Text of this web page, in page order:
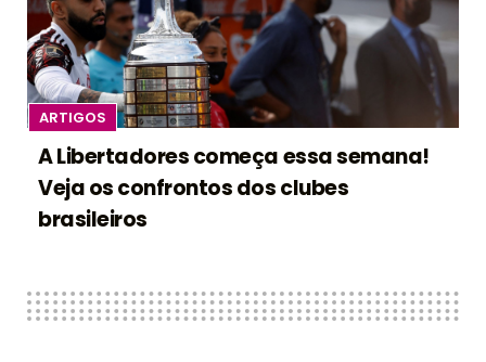
ARTIGOS
A Libertadores começa essa semana!
Veja os confrontos dos clubes
brasileiros